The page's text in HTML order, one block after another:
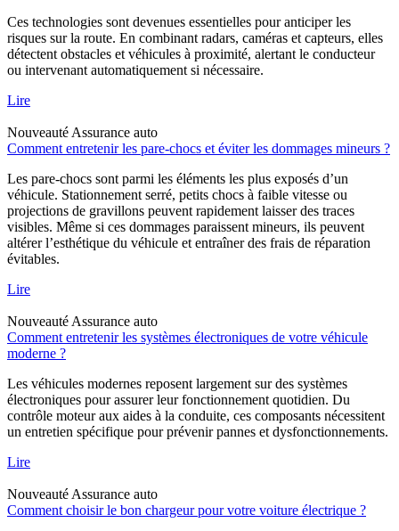
Ces technologies sont devenues essentielles pour anticiper les
risques sur la route. En combinant radars, caméras et capteurs, elles
détectent obstacles et véhicules à proximité, alertant le conducteur
ou intervenant automatiquement si nécessaire.
Lire
Nouveauté Assurance auto
Comment entretenir les pare-chocs et éviter les dommages mineurs ?
Les pare-chocs sont parmi les éléments les plus exposés d’un
véhicule. Stationnement serré, petits chocs à faible vitesse ou
projections de gravillons peuvent rapidement laisser des traces
visibles. Même si ces dommages paraissent mineurs, ils peuvent
altérer l’esthétique du véhicule et entraîner des frais de réparation
évitables.
Lire
Nouveauté Assurance auto
Comment entretenir les systèmes électroniques de votre véhicule
moderne ?
Les véhicules modernes reposent largement sur des systèmes
électroniques pour assurer leur fonctionnement quotidien. Du
contrôle moteur aux aides à la conduite, ces composants nécessitent
un entretien spécifique pour prévenir pannes et dysfonctionnements.
Lire
Nouveauté Assurance auto
Comment choisir le bon chargeur pour votre voiture électrique ?